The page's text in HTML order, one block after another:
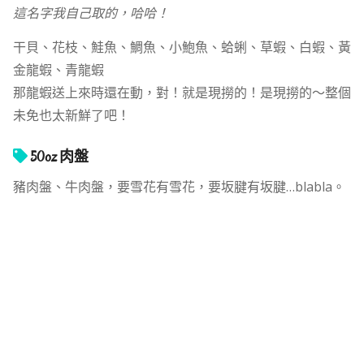
這名字我自己取的，哈哈！
干貝、花枝、鮭魚、鯛魚、小鮑魚、蛤蜊、草蝦、白蝦、黃
金龍蝦、青龍蝦
那龍蝦送上來時還在動，對！就是現撈的！是現撈的～整個
未免也太新鮮了吧！
50oz 肉盤
豬肉盤、牛肉盤，要雪花有雪花，要坂腱有坂腱…blabla。